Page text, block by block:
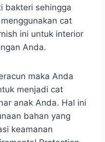
bakteri sehingga
cat
ini untuk interior
Anda.
maka Anda
menjadi cat
anak Anda. Hal ini
bahan yang
keamanan